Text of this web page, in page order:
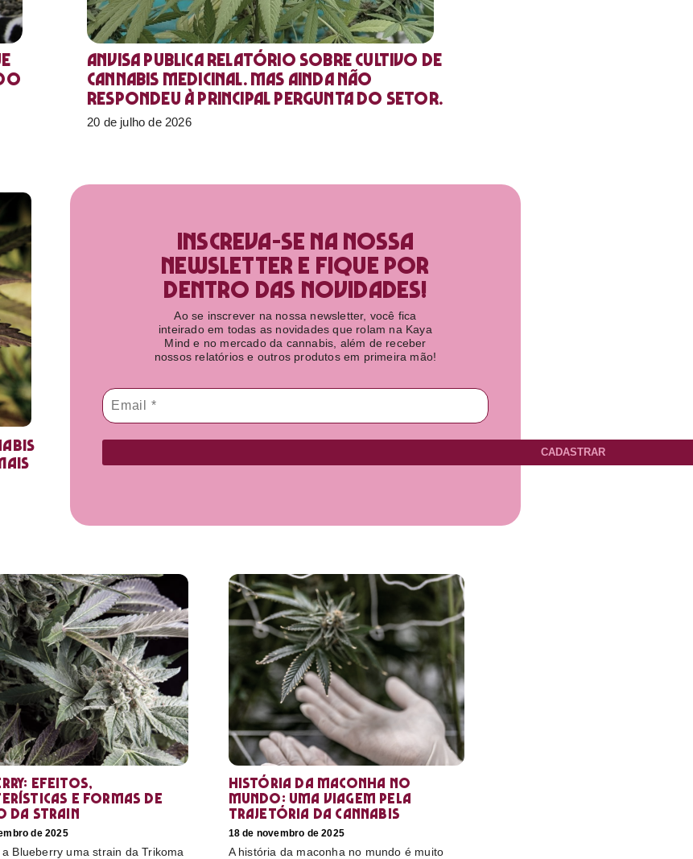
Anvisa publica relatório sobre cultivo de
Cannabis medicinal. Mas ainda não
respondeu à principal pergunta do setor.
20 de julho de 2026
Inscreva-se na nossa
newsletter e fique por
dentro das novidades!​
Ao se inscrever na nossa newsletter, você fica
inteirado em todas as novidades que rolam na Kaya
Mind e no mercado da cannabis, além de receber
nossos relatórios e outros produtos em primeira mão!
CADASTRAR
efeitos,
e formas de
da strain
de 2025
Blueberry uma strain da Trikoma
História da maconha no
mundo: uma viagem pela
trajetória da cannabis
18 de novembro de 2025
A história da maconha no mundo é muito